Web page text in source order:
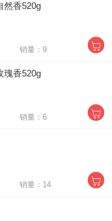
然香520g
销量：9
瑰香520g
销量：6
销量：14